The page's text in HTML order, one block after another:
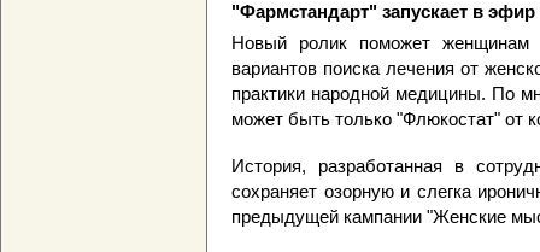
"Фармстандарт" запускает в
Новый ролик поможет женщинам
вариантов поиска лечения от
практики народной медицины. По
может быть только "Флюкостат" от
История, разработанная в
сохраняет озорную и слегка
предыдущей кампании "Женские